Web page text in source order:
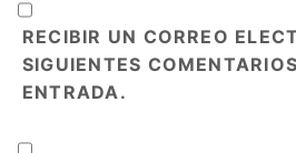
RECIBIR UN CORREO
SIGUIENTES
ENTRADA.